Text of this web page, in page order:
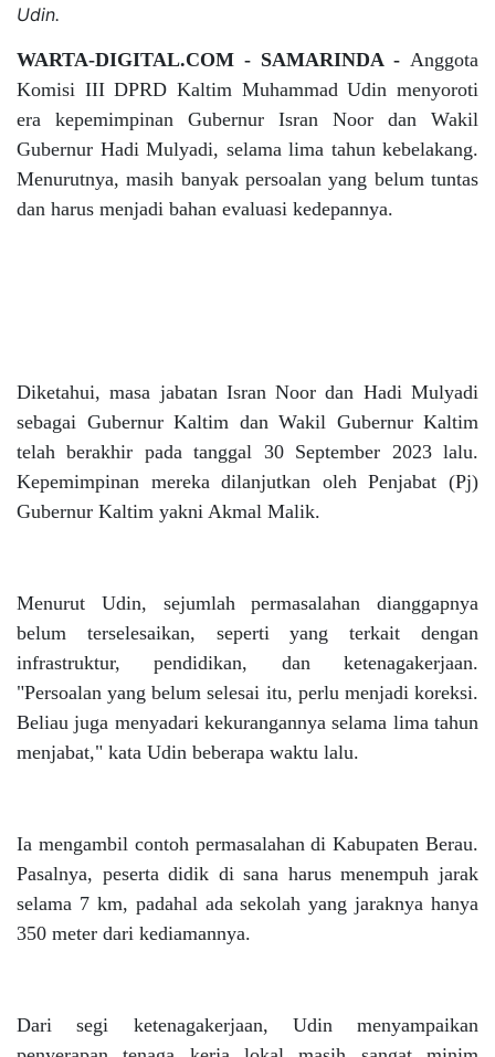
Udin.
WARTA-DIGITAL.COM - SAMARINDA - Anggota
Komisi III DPRD Kaltim Muhammad Udin menyoroti
era kepemimpinan Gubernur Isran Noor dan Wakil
Gubernur Hadi Mulyadi, selama lima tahun kebelakang.
Menurutnya, masih banyak persoalan yang belum tuntas
dan harus menjadi bahan evaluasi kedepannya.
Diketahui, masa jabatan Isran Noor dan Hadi Mulyadi
sebagai Gubernur Kaltim dan Wakil Gubernur Kaltim
telah berakhir pada tanggal 30 September 2023 lalu.
Kepemimpinan mereka dilanjutkan oleh Penjabat (Pj)
Gubernur Kaltim yakni Akmal Malik.
Menurut Udin, sejumlah permasalahan dianggapnya
belum terselesaikan, seperti yang terkait dengan
infrastruktur, pendidikan, dan ketenagakerjaan.
"Persoalan yang belum selesai itu, perlu menjadi koreksi.
Beliau juga menyadari kekurangannya selama lima tahun
menjabat," kata Udin beberapa waktu lalu.
Ia mengambil contoh permasalahan di Kabupaten Berau.
Pasalnya, peserta didik di sana harus menempuh jarak
selama 7 km, padahal ada sekolah yang jaraknya hanya
350 meter dari kediamannya.
Dari segi ketenagakerjaan, Udin menyampaikan